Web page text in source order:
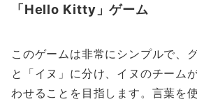
「Hello Kitty」ゲーム
このゲームは非常にシンプルで、
と「イヌ」に分け、イヌのチーム
わせることを目指します。言葉を